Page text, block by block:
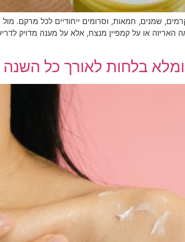
שמנים, חמאות, וסרומים ייחודיים לכל מרקם. מול
או על קמפיין מנצח, אלא על מענה מדויק
בלחות לאורך כל השנה